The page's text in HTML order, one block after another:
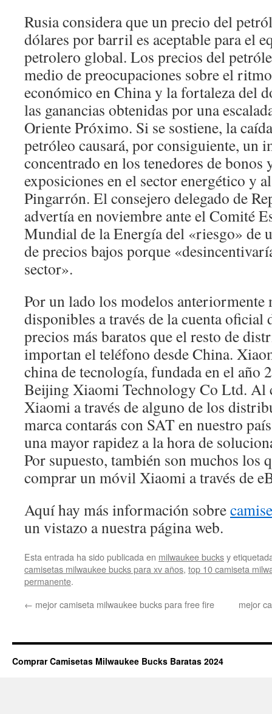
Rusia considera que un precio del
dólares por barril es aceptable para el
petrolero global. Los precios del
medio de preocupaciones sobre el
económico en China y la fortaleza del
las ganancias obtenidas por una
Oriente Próximo. Si se sostiene, la
petróleo causará, por consiguiente, un
concentrado en los tenedores de bonos
exposiciones en el sector energético y
Pingarrón. El consejero delegado de
advertía en noviembre ante el Comité
Mundial de la Energía del «riesgo» de
de precios bajos porque
sector».
Por un lado los modelos anteriormente
disponibles a través de la cuenta oficial
precios más baratos que el resto de
importan el teléfono desde China.
china de tecnología, fundada en el año
Beijing Xiaomi Technology Co Ltd. Al
Xiaomi a través de alguno de los
marca contarás con SAT en nuestro
una mayor rapidez a la hora de
Por supuesto, también son muchos los
comprar un móvil Xiaomi a través de
Aquí hay más información sobre
un vistazo a nuestra página web.
Esta entrada ha sido publicada en milwaukee bucksy
camisetas milwaukee bucks para xv años, top 10 camiseta
permanente.
← mejor camiseta milwaukee bucks para free fire mejor
Comprar Camisetas Milwaukee Bucks Baratas 2024